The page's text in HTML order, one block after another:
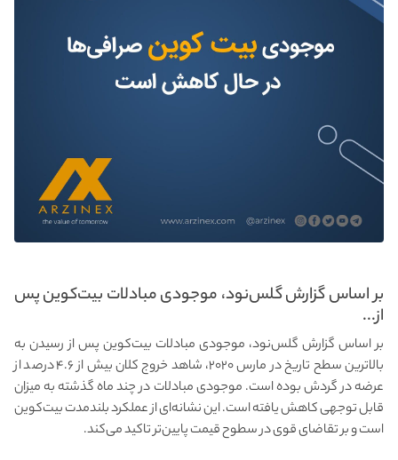
بر اساس گزارش گلس‌نود، موجودی مبادلات بیت‌کوین پس
از...
بر اساس گزارش گلس‌نود، موجودی مبادلات بیت‌کوین پس از رسیدن به
بالاترین سطح تاریخ در مارس ۲۰۲۰، شاهد خروج کلان بیش از ۴.۶ درصد از
عرضه در گردش بوده است. موجودی مبادلات در چند ماه گذشته به میزان
قابل توجهی کاهش یافته است. این نشانه‌ای از عملکرد بلندمدت بیت‌کوین
است و بر تقاضای قوی در سطوح قیمت پایین‌تر تاکید می‌کند.